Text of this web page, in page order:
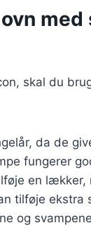
med
skal du
da de
fungerer
en lækker,
tilføje ekstra
og